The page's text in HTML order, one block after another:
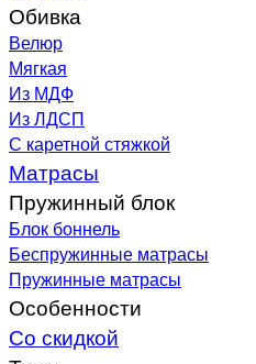
Обивка
Велюр
Мягкая
Из МДФ
Из ЛДСП
С каретной стяжкой
Матрасы
Пружинный блок
Блок боннель
Беспружинные матрасы
Пружинные матрасы
Особенности
Со скидкой